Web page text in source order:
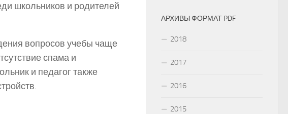
школьников и родителей
вопросов учебы чаще
спама и
и педагог также
АРХИВЫ ФОРМАТ PDF
2018
2017
2016
2015